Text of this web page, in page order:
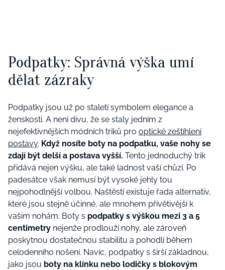
Podpatky: Správná výška umí
dělat zázraky
Podpatky jsou už po staletí symbolem elegance a
ženskosti. A není divu, že se staly jedním z
nejefektivnějších módních triků pro optické zeštíhlení
postavy. Když nosíte boty na podpatku, vaše nohy se
zdají být delší a postava vyšší. Tento jednoduchý trik
přidává nejen výšku, ale také ladnost vaší chůzi. Po
padesátce však nemusí být vysoké jehly tou
nejpohodlnější volbou. Naštěstí existuje řada alternativ,
které jsou stejně účinné, ale mnohem přívětivější k
vašim nohám. Boty s podpatky s výškou mezi 3 a 5
centimetry nejenže prodlouží nohy, ale zároveň
poskytnou dostatečnou stabilitu a pohodlí během
celodenního nošení. Navíc, podpatky s širší základnou,
jako jsou boty na klínku nebo lodičky s blokovým